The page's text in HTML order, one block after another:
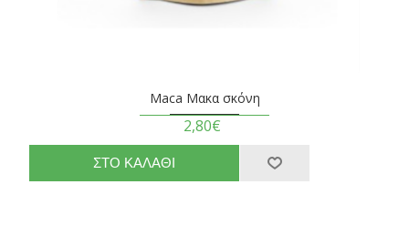
Maca Μακα σκόνη
2,80€